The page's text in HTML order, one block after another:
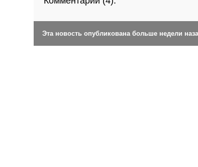
Эта новость опубликована больше недели